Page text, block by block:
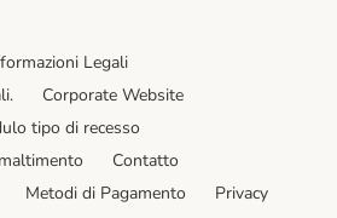
Legali
Corporate Website
tipo di recesso
Contatto
Metodi di Pagamento
Privacy